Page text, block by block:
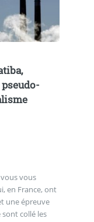
vous
en France, ont
une épreuve
collé les